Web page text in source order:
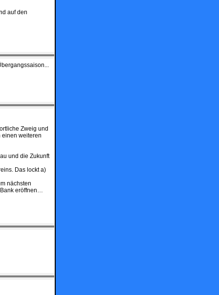
auf den
Zweig und
einen weiteren
und die Zukunft
Das lockt a)
nächsten
eröffnen…